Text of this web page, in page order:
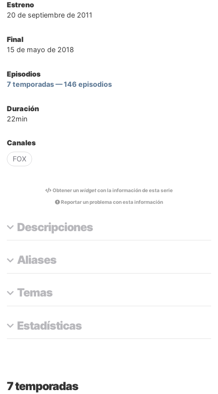
Estreno
20 de septiembre de 2011
Final
15 de mayo de 2018
Episodios
7 temporadas — 146 episodios
Duración
22min
Canales
FOX
Obtener unwidgetcon la información de esta serie
Reportar un problema con esta información
Descripciones
Aliases
Temas
Estadísticas
7 temporadas